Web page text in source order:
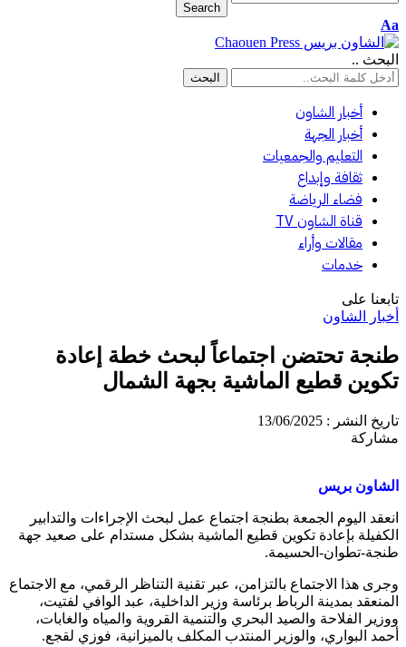
Search
Aa
البحث ..
أخبار الشاون
أخبار الجهة
التعليم والجمعيات
ثقافة وإبداع
فضاء الرياضة
قناة الشاون TV
مقالات وأراء
خدمات
تابعنا على
أخبار الشاون
طنجة تحتضن اجتماعاً لبحث خطة إعادة
تكوين قطيع الماشية بجهة الشمال
تاريخ النشر : 13/06/2025
مشاركة
الشاون بريس
انعقد اليوم الجمعة بطنجة اجتماع عمل لبحث الإجراءات والتدابير
الكفيلة بإعادة تكوين قطيع الماشية بشكل مستدام على صعيد جهة
طنجة-تطوان-الحسيمة.
وجرى هذا الاجتماع بالتزامن، عبر تقنية التناظر الرقمي، مع الاجتماع
المنعقد بمدينة الرباط برئاسة وزير الداخلية، عبد الوافي لفتيت،
ووزير الفلاحة والصيد البحري والتنمية القروية والمياه والغابات،
أحمد البواري، والوزير المنتدب المكلف بالميزانية، فوزي لقجع.